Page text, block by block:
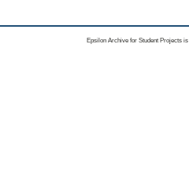
Epsilon Archive for Student Projects is